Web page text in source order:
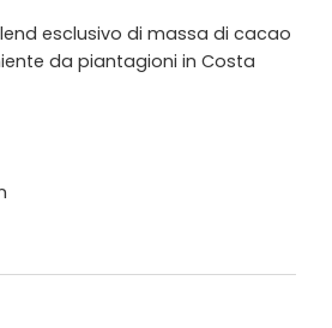
esclusivo di massa di cacao
da piantagioni in Costa